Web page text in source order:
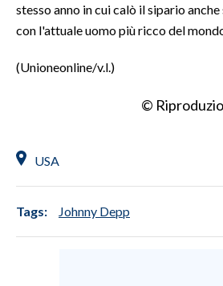
stesso anno in cui calò il sipario
con l'attuale uomo più ricco del
(Unioneonline/v.l.)
©
USA
Tags: Johnny Depp